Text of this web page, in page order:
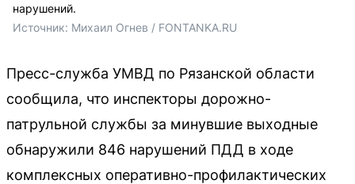
нарушений.
Источник: Михаил Огнев / FONTANKA.RU
Пресс-служба УМВД по Рязанской области
сообщила, что инспекторы дорожно-
патрульной службы за минувшие выходные
обнаружили 846 нарушений ПДД в ходе
комплексных оперативно-профилактических